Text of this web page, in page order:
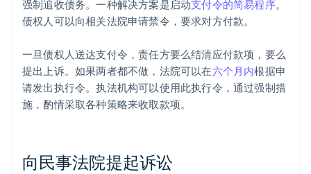
强制追收债务。一种解决方案是启动支付令的简易程序。
债权人可以向相关法院申请禁令，要求对方付款。
一旦债权人送达支付令，责任方要么结清应付款项，要么
提出上诉。如果两者都不做，法院可以在六个月内根据申
请发出执行令。执法机构可以使用此执行令，通过强制措
施，酌情采取各种策略来收取款项。
向民事法院提起诉讼